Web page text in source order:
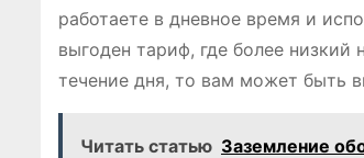
работаете в дневное время и
выгоден тариф, где более
течение дня, то вам может быть
Читать статью Заземление